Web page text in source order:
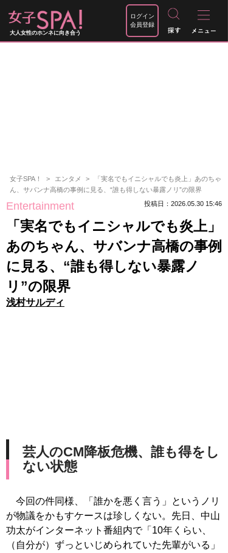
大人女性のホンネに向き合う
ログイン
会員登録
女子SPA！ エンタメ
「実名でもイニシャルでも炎上」あのちゃ
ん、サバンナ高橋の事例に見る、“誰も得しない暴露ノリ”の限界
Entertainment 投稿日：2026.05.30 15:46
「実名でもイニシャルでも炎上」
あのちゃん、サバンナ高橋の事例
に見る、“誰も得しない暴露ノ
リ”の限界
浅村サルディ
芸人のCM降板危機、誰も得をし
ない状態
今回の件同様、「誰かを悪く言う」というノリ
が物議をかもすケースは珍しくない。先日、中山
功太がインターネット番組内で「10年くらい、
（自分が）ずっといじめられていた先輩がいる」